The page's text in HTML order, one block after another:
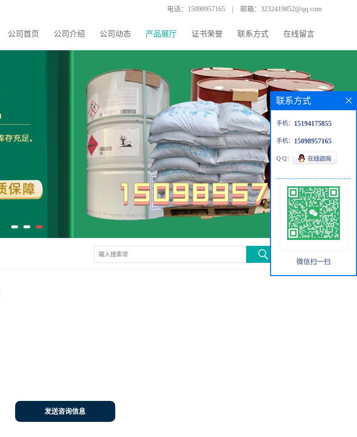
电话： 15098957165 邮箱： 3232419852@qq.com
公司首页 公司介绍 公司动态 产品展厅 证书荣誉 联系方式 在线留言
发送咨询信息
联系方式
手机： 15194175855
手机： 15098957165
Q Q：
微信扫一扫